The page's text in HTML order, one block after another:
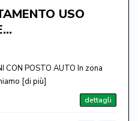
USO
CON POSTO AUTO In zona
[di più]
dettagli